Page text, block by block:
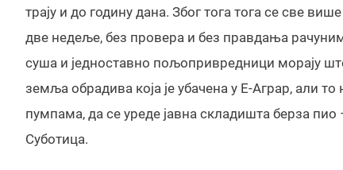
трају и до годину дана. Због тога тога се све
две недеље, без провера и без правдања
суша и једноставно пољопривредници морају
земља обрадива која је убачена у Е-Аграр, али
пумпама, да се уреде јавна складишта берза
Суботица.